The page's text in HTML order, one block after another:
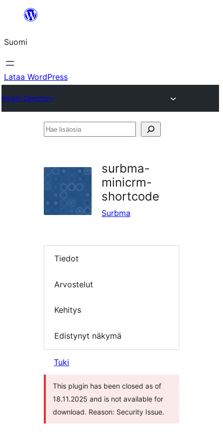
Suomi
Lataa WordPress
Plugin Directory
Hae
surbma-
minicrm-
shortcode
Surbma
Tiedot
Arvostelut
Kehitys
Edistynyt näkymä
Tuki
This plugin has been closed as of
18.11.2025 and is not available for
download. Reason: Security Issue.